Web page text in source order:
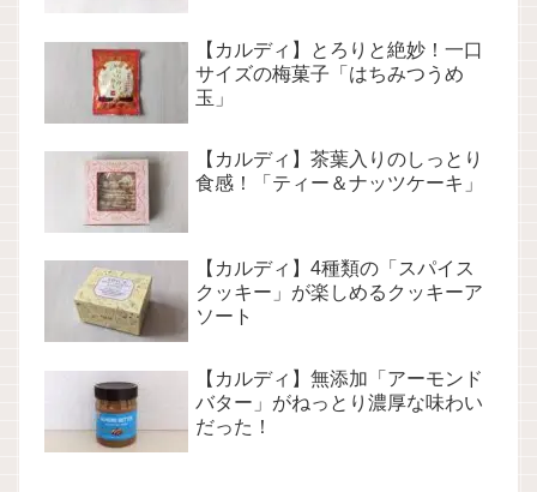
【カルディ】とろりと絶妙！一口
サイズの梅菓子「はちみつうめ
玉」
【カルディ】茶葉入りのしっとり
食感！「ティー＆ナッツケーキ」
【カルディ】4種類の「スパイス
クッキー」が楽しめるクッキーア
ソート
【カルディ】無添加「アーモンド
バター」がねっとり濃厚な味わい
だった！